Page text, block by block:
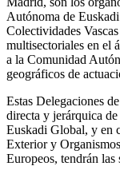
Autónoma de
Colectividades
multisectoriales en el
a la Comunidad
geográficos de
Estas Delegaciones
directa y jerárquica
Euskadi Global, y en
Exterior y
Europeos, tendrán las